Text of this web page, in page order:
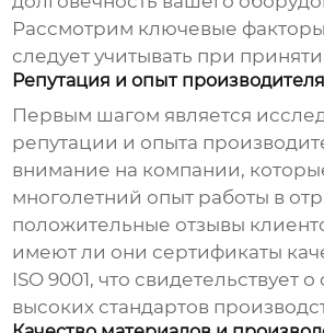
Рассмотрим ключевые
следует учитывать при
Репутация и опыт производителя
Первым шагом является
репутации и опыта
внимание на компании,
многолетний опыт работы в
положительные отзывы
имеют ли они сертификаты
ISO 9001, что свидетельствует
высоких стандартов